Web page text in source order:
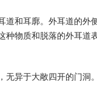
道和耳廓。外耳道的外
物质和脱落的外耳道
无异于大敞四开的门洞